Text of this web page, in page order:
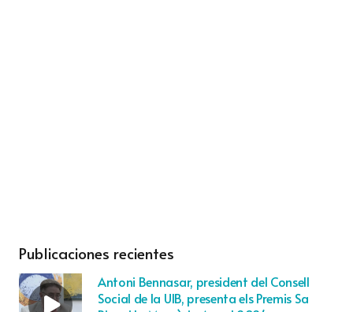
Publicaciones recientes
Antoni Bennasar, president del Consell
Social de la UIB, presenta els Premis Sa